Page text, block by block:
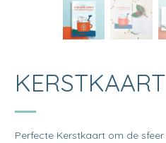
Perfecte Kerstkaart om de